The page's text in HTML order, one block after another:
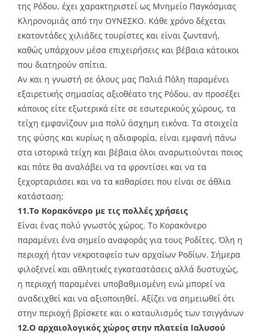
της Ρόδου, έχει χαρακτηριστεί ως Μνημείο Παγκόσμιας
Κληρονομιάς από την ΟΥΝΕΣΚΟ. Κάθε χρόνο δέχεται
εκατοντάδες χιλιάδες τουρίστες και είναι ζωντανή,
καθώς υπάρχουν μέσα επιχειρήσεις και βέβαια κάτοικοι
που διατηρούν σπίτια.
Αν και η γνωστή σε όλους μας Παλιά Πόλη παραμένει
εξαιρετικής σημασίας αξιοθέατο της Ρόδου, αν προσέξει
κάποιος είτε εξωτερικά είτε σε εσωτερικούς χώρους, τα
τείχη εμφανίζουν μια πολύ άσχημη εικόνα. Τα στοιχεία
της φύσης και κυρίως η αδιαφορία, είναι εμφανή πάνω
στα ιστορικά τείχη και βέβαια όλοι αναρωτιούνται ποιος
και πότε θα αναλάβει να τα φροντίσει και να τα
ξεχορταριάσει και να τα καθαρίσει που είναι σε άθλια
κατάσταση;
11.Το Κορακόνερο με τις πολλές χρήσεις
Είναι ένας πολύ γνωστός χώρος. Το Κορακόνερο
παραμένει ένα σημείο αναφοράς για τους Ροδίτες. Όλη η
περιοχή ήταν νεκροταφείο των αρχαίων Ροδίων. Σήμερα
φιλοξενεί και αθλητικές εγκαταστάσεις αλλά δυστυχώς,
η περιοχή παραμένει υποβαθμισμένη ενώ μπορεί να
αναδειχθεί και να αξιοποιηθεί. Αξίζει να σημειωθεί ότι
στην περιοχή βρίσκετε και ο καταυλισμός των τσιγγάνων
12.Ο αρχαιολογικός χώρος στην πλατεία Ιαλυσού